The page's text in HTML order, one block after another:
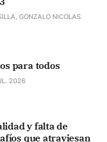
GONZALO NICOLAS
para todos
2026
y falta de
que atraviesan